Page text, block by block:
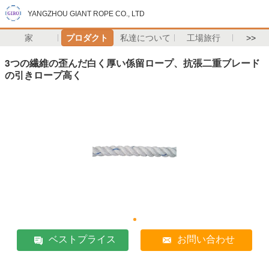
YANGZHOU GIANT ROPE CO., LTD
家 プロダクト 私達について 工場旅行 >>
3つの繊維の歪んだ白く厚い係留ロープ、抗張二重ブレード
の引きロープ高く
ベストプライス お問い合わせ